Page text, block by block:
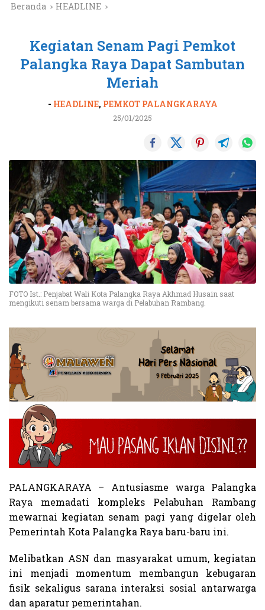
Beranda HEADLINE
Kegiatan Senam Pagi Pemkot
Palangka Raya Dapat Sambutan
Meriah
- HEADLINE, PEMKOT PALANGKARAYA
25/01/2025
FOTO Ist.: Penjabat Wali Kota Palangka Raya Akhmad Husain saat
mengikuti senam bersama warga di Pelabuhan Rambang.
PALANGKARAYA – Antusiasme warga Palangka
Raya memadati kompleks Pelabuhan Rambang
mewarnai kegiatan senam pagi yang digelar oleh
Pemerintah Kota Palangka Raya baru-baru ini.
Melibatkan ASN dan masyarakat umum, kegiatan
ini menjadi momentum membangun kebugaran
fisik sekaligus sarana interaksi sosial antarwarga
dan aparatur pemerintahan.